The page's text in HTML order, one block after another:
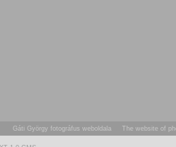
Gáti György fotográfus weboldala The website of